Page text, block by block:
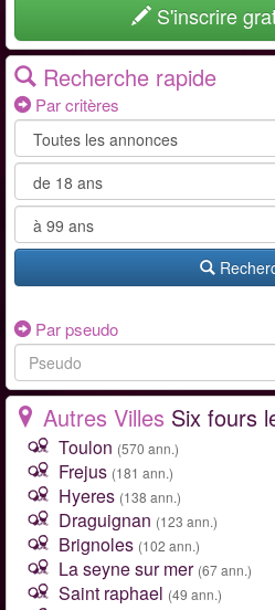
S'inscrire
Recherche rapide
Par critères
Par pseudo
Autres Villes Six fours
Toulon (570 ann.)
Frejus (181 ann.)
Hyeres (138 ann.)
Draguignan (123 ann.)
Brignoles (102 ann.)
La seyne sur mer (67 ann.)
Saint raphael (49 ann.)